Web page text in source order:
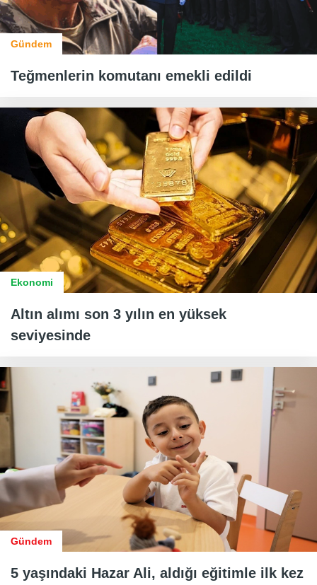
Gündem
Teğmenlerin komutanı emekli edildi
Ekonomi
Altın alımı son 3 yılın en yüksek
seviyesinde
Gündem
5 yaşındaki Hazar Ali, aldığı eğitimle ilk kez